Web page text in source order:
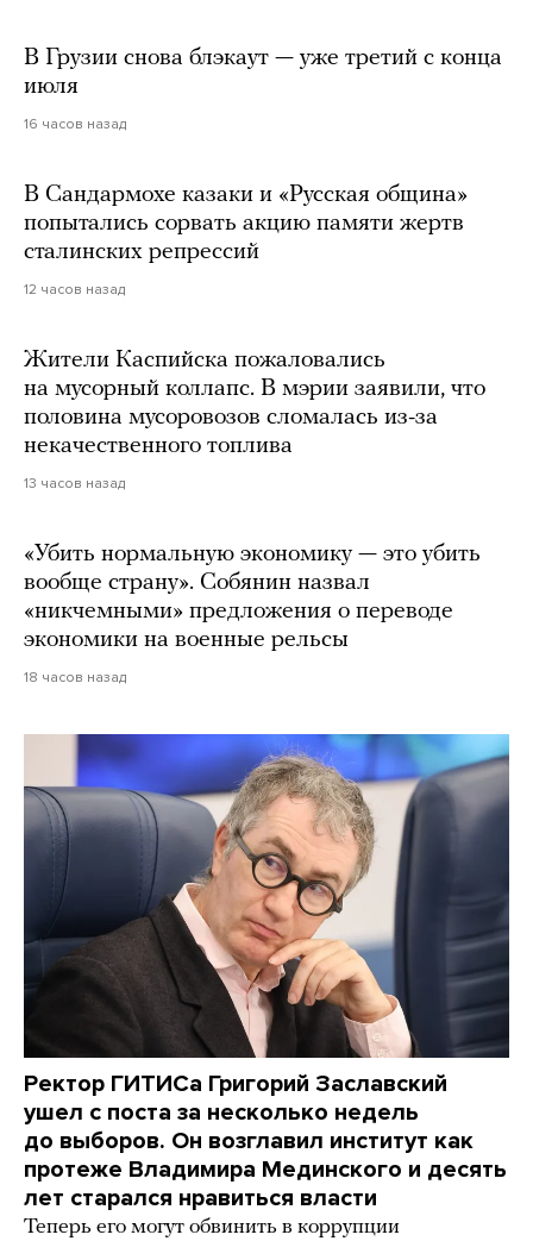
В Грузии снова блэкаут — уже третий с конца
июля
16 часов назад
В Сандармохе казаки и «Русская община»
попытались сорвать акцию памяти жертв
сталинских репрессий
12 часов назад
Жители Каспийска пожаловались
на мусорный коллапс. В мэрии заявили, что
половина мусоровозов сломалась из-за
некачественного топлива
13 часов назад
«Убить нормальную экономику — это убить
вообще страну». Собянин назвал
«никчемными» предложения о переводе
экономики на военные рельсы
18 часов назад
Ректор ГИТИСа Григорий Заславский
ушел с поста за несколько недель
до выборов. Он возглавил институт как
протеже Владимира Мединского и десять
лет старался нравиться власти
Теперь его могут обвинить в коррупции